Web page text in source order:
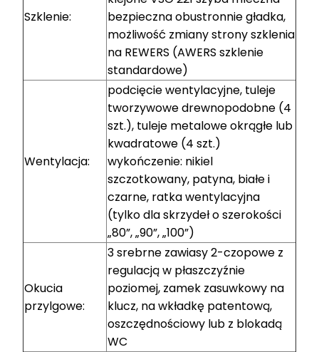
Szklenie:
bezpieczna obustronnie gładka,
możliwość zmiany strony szklenia
na REWERS (AWERS szklenie
standardowe)
Wentylacja:
podcięcie wentylacyjne, tuleje
tworzywowe drewnopodobne (4
szt.), tuleje metalowe okrągłe lub
kwadratowe (4 szt.)
wykończenie: nikiel
szczotkowany, patyna, białe i
czarne, ratka wentylacyjna
(tylko dla skrzydeł o szerokości
„80”, „90”, „100”)
Okucia
przylgowe:
3 srebrne zawiasy 2-czopowe z
regulacją w płaszczyźnie
poziomej, zamek zasuwkowy na
klucz, na wkładkę patentową,
oszczędnościowy lub z blokadą
WC